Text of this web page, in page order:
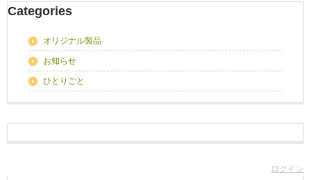
Categories
オリジナル製品
お知らせ
ひとりごと
ログイン